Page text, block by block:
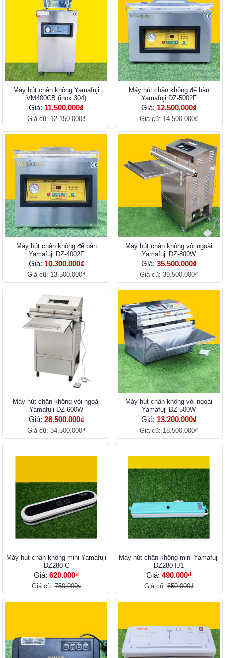
Máy hút chân không Yamafuji
VM400CB (inox 304)
Giá: 11.500.000₫
Giá cũ:12.150.000₫
Máy hút chân không để bàn
Yamafuji DZ-5002F
Giá: 12.500.000₫
Giá cũ:14.500.000₫
Máy hút chân không để bàn
Yamafuji DZ-4002F
Giá: 10.300.000₫
Giá cũ:13.500.000₫
Máy hút chân không vòi ngoài
Yamafuji DZ-800W
Giá: 35.500.000₫
Giá cũ:39.500.000₫
Máy hút chân không vòi ngoài
Yamafuji DZ-600W
Giá: 28.500.000₫
Giá cũ:34.500.000₫
Máy hút chân không vòi ngoài
Yamafuji DZ-500W
Giá: 13.200.000₫
Giá cũ:18.500.000₫
Máy hút chân không mini Yamafuji
DZ280-C
Giá: 620.000₫
Giá cũ:750.000₫
Máy hút chân không mini Yamafuji
DZ280-IJ1
Giá: 490.000₫
Giá cũ:650.000₫